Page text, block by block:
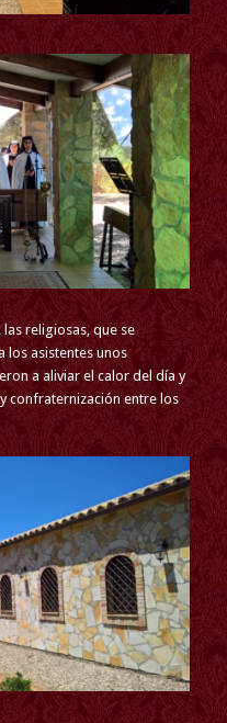
las religiosas, que se
los asistentes unos
a aliviar el calor del día y
confraternización entre los